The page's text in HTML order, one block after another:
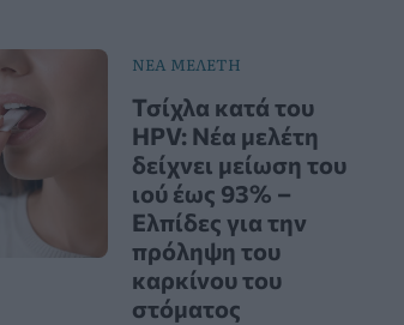
ΝΕΑ ΜΕΛΕΤΗ
Τσίχλα κατά του
HPV: Νέα μελέτη
δείχνει μείωση του
ιού έως 93% –
Ελπίδες για την
πρόληψη του
καρκίνου του
στόματος